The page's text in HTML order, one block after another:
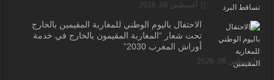
أغسطس 06, 2026
الاحتفال باليوم الوطني للمغاربة المقيمين بالخارج
تحت شعار “المغاربة المقيمون بالخارج في خدمة
أوراش المغرب 2030”
أغسطس 06, 2026